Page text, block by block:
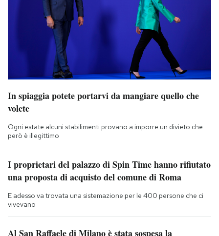
In spiaggia potete portarvi da mangiare quello che
volete
Ogni estate alcuni stabilimenti provano a imporre un divieto che
però è illegittimo
I proprietari del palazzo di Spin Time hanno rifiutato
una proposta di acquisto del comune di Roma
E adesso va trovata una sistemazione per le 400 persone che ci
vivevano
Al San Raffaele di Milano è stata sospesa la